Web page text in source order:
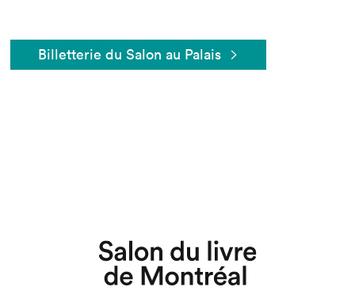
Billetterie du Salon au Palais